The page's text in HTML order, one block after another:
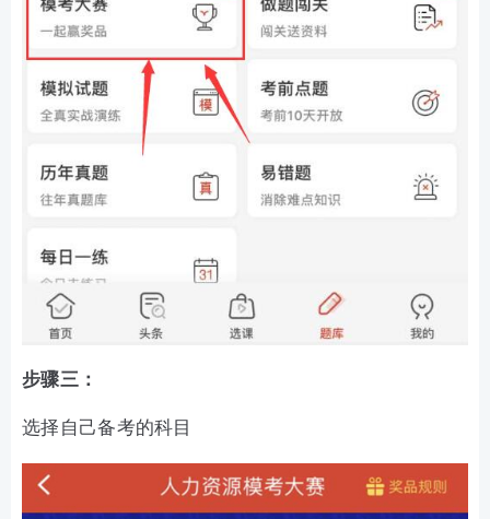
步骤三：
选择自己备考的科目